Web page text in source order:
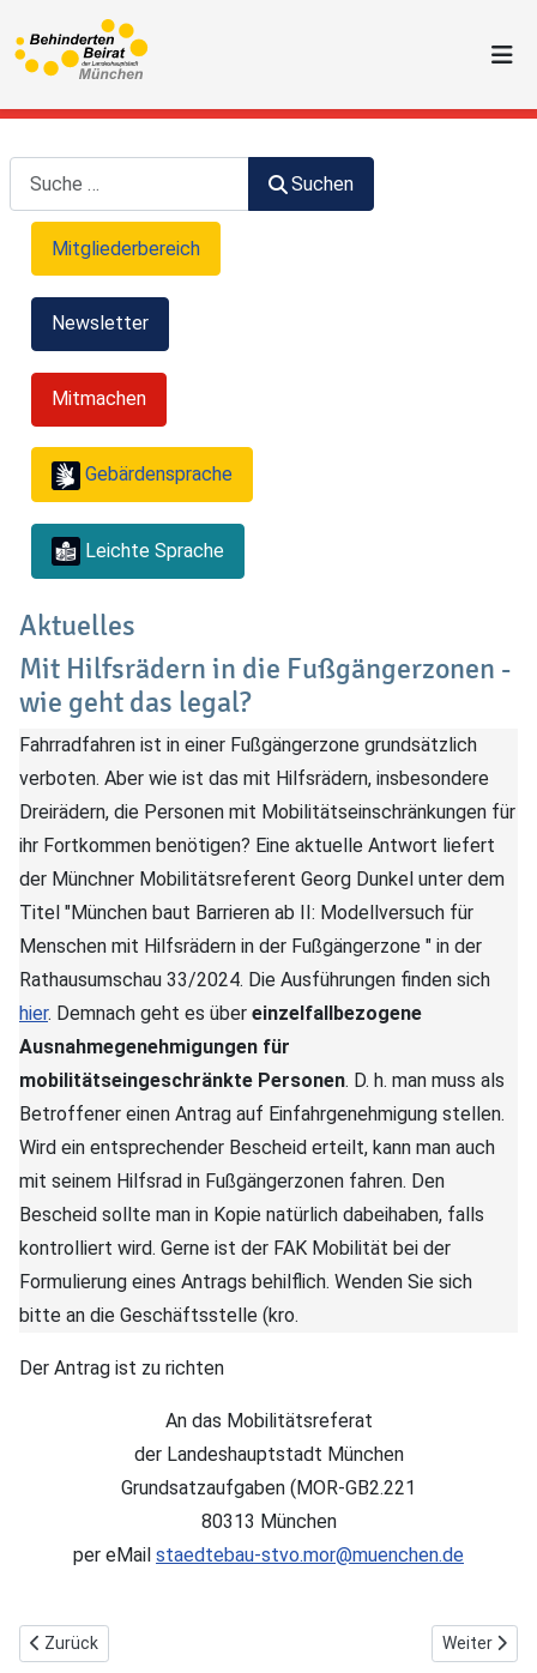
Suchen
Suchen
Mitgliederbereich
Newsletter
Mitmachen
Gebärdensprache
Leichte Sprache
Aktuelles
Mit Hilfsrädern in die Fußgängerzonen -
wie geht das legal?
Fahrradfahren ist in einer Fußgängerzone grundsätzlich
verboten. Aber wie ist das mit Hilfsrädern, insbesondere
Dreirädern, die Personen mit Mobilitätseinschränkungen für
ihr Fortkommen benötigen? Eine aktuelle Antwort liefert
der Münchner Mobilitätsreferent Georg Dunkel unter dem
Titel "München baut Barrieren ab II: Modellversuch für
Menschen mit Hilfsrädern in der Fußgängerzone " in der
Rathausumschau 33/2024. Die Ausführungen finden sich
hier. Demnach geht es über einzelfallbezogene
Ausnahmegenehmigungen für
mobilitätseingeschränkte Personen. D. h. man muss als
Betroffener einen Antrag auf Einfahrgenehmigung stellen.
Wird ein entsprechender Bescheid erteilt, kann man auch
mit seinem Hilfsrad in Fußgängerzonen fahren. Den
Bescheid sollte man in Kopie natürlich dabeihaben, falls
kontrolliert wird. Gerne ist der FAK Mobilität bei der
Formulierung eines Antrags behilflich. Wenden Sie sich
bitte an die Geschäftsstelle (kro.
Der Antrag ist zu richten
An das Mobilitätsreferat
der Landeshauptstadt München
Grundsatzaufgaben (MOR-GB2.221
80313 München
per eMail staedtebau-stvo.mor@muenchen.de
Vorheriger Beitrag: Mobilitätsservice auf Großfriedhöfen
Zurück Nächster
Weiter